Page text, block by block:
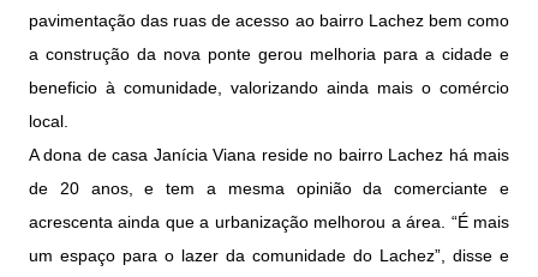
pavimentação das ruas de acesso ao bairro Lachez bem como
a construção da nova ponte gerou melhoria para a cidade e
beneficio à comunidade, valorizando ainda mais o comércio
local.
A dona de casa Janícia Viana reside no bairro Lachez há mais
de 20 anos, e tem a mesma opinião da comerciante e
acrescenta ainda que a urbanização melhorou a área. “É mais
um espaço para o lazer da comunidade do Lachez”, disse e